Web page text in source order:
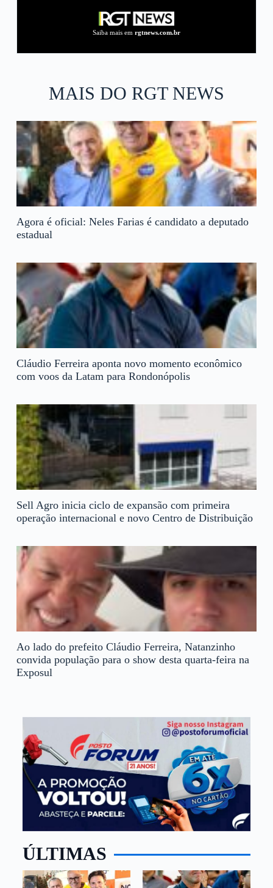
Saiba mais em rgtnews.com.br
MAIS DO RGT NEWS
Agora é oficial: Neles Farias é candidato a deputado
estadual
Cláudio Ferreira aponta novo momento econômico
com voos da Latam para Rondonópolis
Sell Agro inicia ciclo de expansão com primeira
operação internacional e novo Centro de Distribuição
Ao lado do prefeito Cláudio Ferreira, Natanzinho
convida população para o show desta quarta-feira na
Exposul
ÚLTIMAS